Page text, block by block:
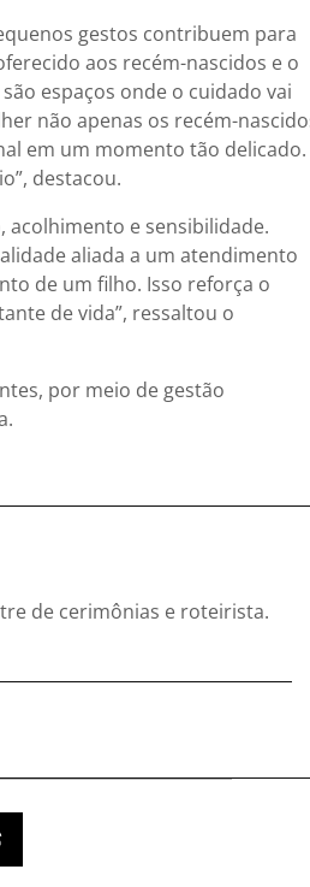
gestos contribuem para
aos recém-nascidos e o
espaços onde o cuidado vai
não apenas os recém-
em um momento tão delicado.
destacou.
acolhimento e sensibilidade.
aliada a um atendimento
de um filho. Isso reforça o
de vida”, ressaltou o
por meio de gestão
de cerimônias e roteirista.